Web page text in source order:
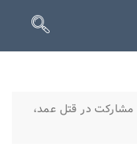
مشارکت در قتل عمد،